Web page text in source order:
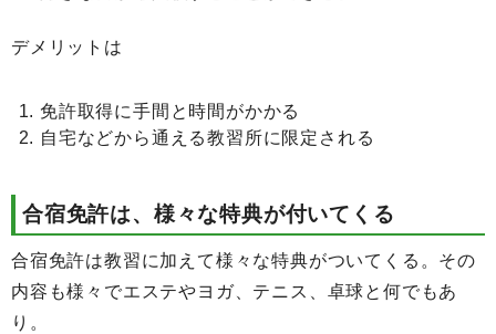
デメリットは
免許取得に手間と時間がかかる
自宅などから通える教習所に限定される
合宿免許は、様々な特典が付いてくる
合宿免許は教習に加えて様々な特典がついてくる。その
内容も様々でエステやヨガ、テニス、卓球と何でもあ
り。